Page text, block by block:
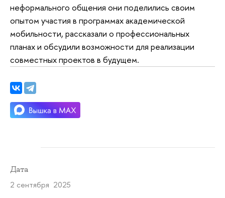
неформального общения они поделились своим
опытом участия в программах академической
мобильности, рассказали о профессиональных
планах и обсудили возможности для реализации
совместных проектов в будущем.
Дата
2 сентября 2025